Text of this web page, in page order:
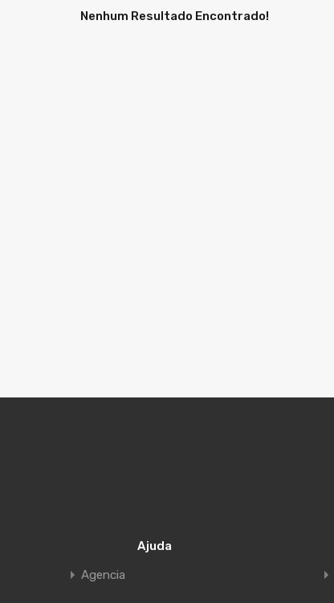
Nenhum Resultado Encontrado!
Ajuda
Agencia